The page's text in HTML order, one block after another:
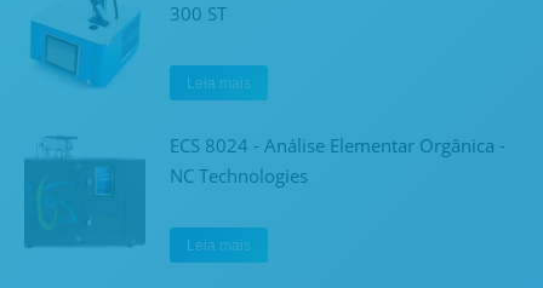
300 ST
Leia mais
ECS 8024 - Análise Elementar Orgânica -
NC Technologies
Leia mais